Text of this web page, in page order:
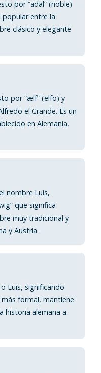
por “adal” (noble)
popular entre la
clásico y elegante
por “ælf” (elfo) y
el Grande. Es un
en Alemania,
nombre Luis,
que significa
muy tradicional y
y Austria.
Luis, significando
más formal, mantiene
historia alemana a